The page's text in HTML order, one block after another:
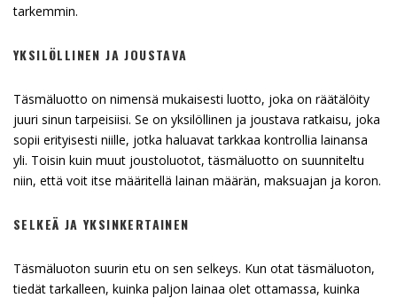
tarkemmin.
YKSILÖLLINEN JA JOUSTAVA
Täsmäluotto on nimensä mukaisesti luotto, joka on räätälöity
juuri sinun tarpeisiisi. Se on yksilöllinen ja joustava ratkaisu, joka
sopii erityisesti niille, jotka haluavat tarkkaa kontrollia lainansa
yli. Toisin kuin muut joustoluotot, täsmäluotto on suunniteltu
niin, että voit itse määritellä lainan määrän, maksuajan ja koron.
SELKEÄ JA YKSINKERTAINEN
Täsmäluoton suurin etu on sen selkeys. Kun otat täsmäluoton,
tiedät tarkalleen, kuinka paljon lainaa olet ottamassa, kuinka